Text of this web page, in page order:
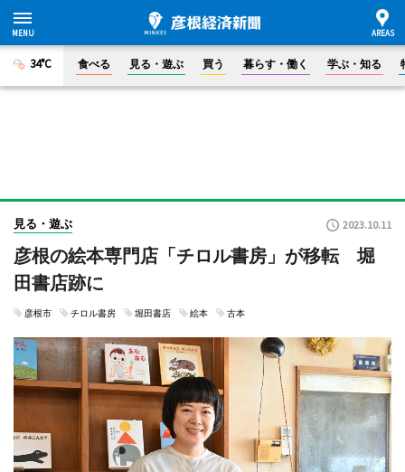
34°C 食べる 見る・遊ぶ 買う 暮らす・働く 学ぶ・知る
見る・遊ぶ 2023.10.11
彦根の絵本専門店「チロル書房」が移転 堀
田書店跡に
彦根市 チロル書房 堀田書店 絵本 古本